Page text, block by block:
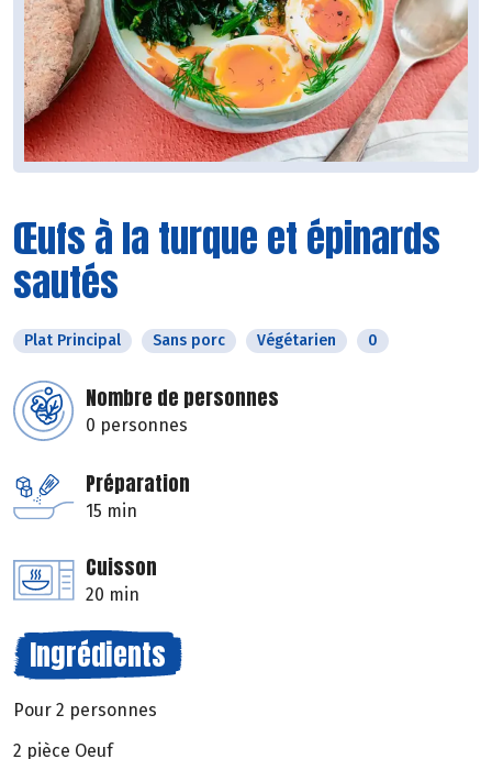
Œufs à la turque et épinards
sautés
Plat Principal Sans porc Végétarien 0
Nombre de personnes
0 personnes
Préparation
15 min
Cuisson
20 min
Ingrédients
Pour 2 personnes
2 pièce Oeuf